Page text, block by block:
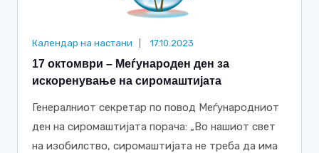
Календар на настани 17.10.2023
17 октомври – Меѓународен ден за
искоренување на сиромаштијата
Генералниот секретар по повод Меѓународниот
ден на сиромаштијата порача: „Во нашиот свет
на изобилство, сиромаштијата не треба да има